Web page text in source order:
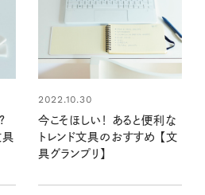
具
2022.10.30
今こそほしい！ あると便利な
トレンド文具のおすすめ 【文
具グランプリ】